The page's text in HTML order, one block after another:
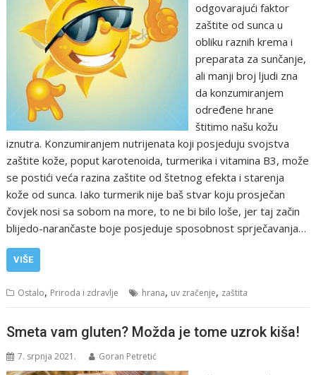
odgovarajući faktor
zaštite od sunca u
obliku raznih krema i
preparata za sunčanje,
ali manji broj ljudi zna
da konzumiranjem
određene hrane
štitimo našu kožu
iznutra. Konzumiranjem nutrijenata koji posjeduju svojstva
zaštite kože, poput karotenoida, turmerika i vitamina B3, može
se postići veća razina zaštite od štetnog efekta i starenja
kože od sunca. Iako turmerik nije baš stvar koju prosječan
čovjek nosi sa sobom na more, to ne bi bilo loše, jer taj začin
blijedo-narančaste boje posjeduje sposobnost sprječavanja…
VIŠE
Ostalo, Priroda i zdravlje hrana, uv zračenje, zaštita
Smeta vam gluten? Možda je tome uzrok kiša!
7. srpnja 2021. Goran Petretić